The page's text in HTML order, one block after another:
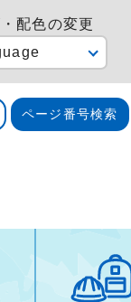
配色の変更
ページ番号検索